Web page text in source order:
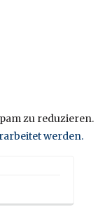
zu reduzieren.
werden.